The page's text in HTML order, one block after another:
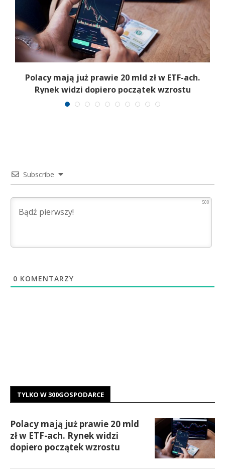
Polacy mają już prawie 20 mld zł w ETF-ach.
Rynek widzi dopiero początek wzrostu
Subscribe
500
0 KOMENTARZY
TYLKO W 300GOSPODARCE
Polacy mają już prawie 20 mld
zł w ETF-ach. Rynek widzi
dopiero początek wzrostu